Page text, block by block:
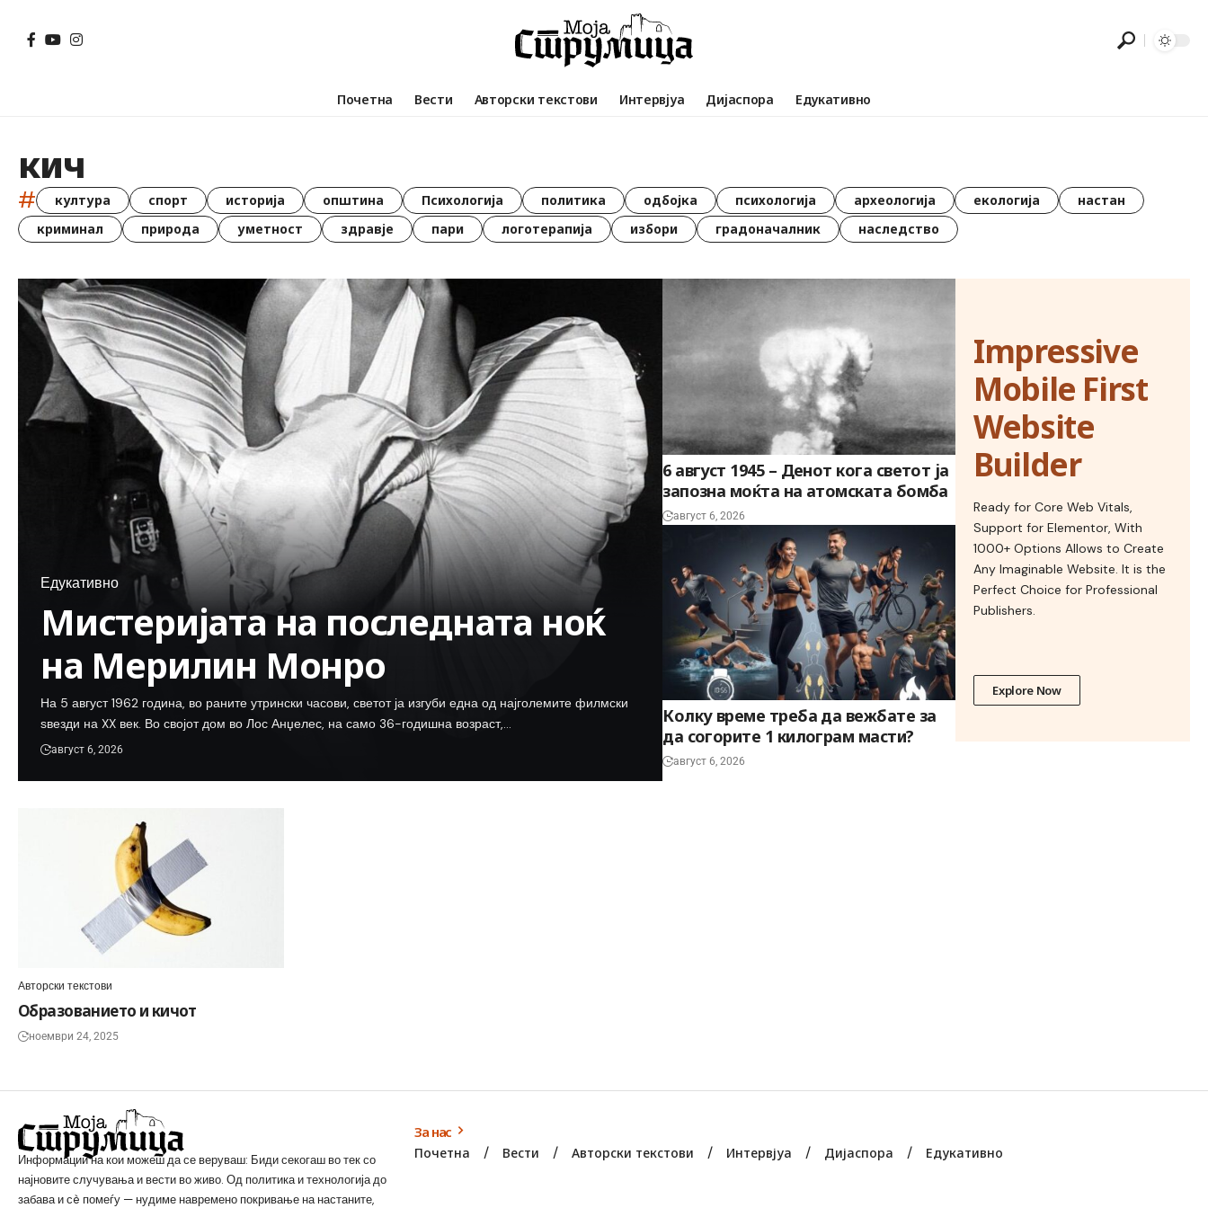
Почетна Вести Авторски текстови Интервјуа Дијаспора Едукативно
кич
# култура спорт историја општина Психологија политика одбојка психологија археологија екологија
настан
криминал
природа уметност здравје пари логотерапија избори градоначалник наследство
Едукативно
Мистеријата на последната ноќ
на Мерилин Монро
На 5 август 1962 година, во раните утрински часови, светот ја изгуби една од најголемите филмски
ѕвезди на XX век. Во својот дом во Лос Анџелес, на само 36-годишна возраст,…
август 6, 2026
6 август 1945 – Денот кога светот ја
запозна моќта на атомската бомба
август 6, 2026
Колку време треба да вежбате за
да согорите 1 килограм масти?
август 6, 2026
Impressive
Mobile First
Website
Builder
Ready for Core Web Vitals,
Support for Elementor, With
1000+ Options Allows to Create
Any Imaginable Website. It is the
Perfect Choice for Professional
Publishers.
Explore Now
Авторски текстови
Образованието и кичот
ноември 24, 2025
Информации на кои можеш да се веруваш: Биди секогаш во тек со
најновите случувања и вести во живо. Од политика и технологија до
забава и сè помеѓу — нудиме навремено покривање на настаните,
За нас
Почетна Вести Авторски текстови Интервјуа Дијаспора Едукативно